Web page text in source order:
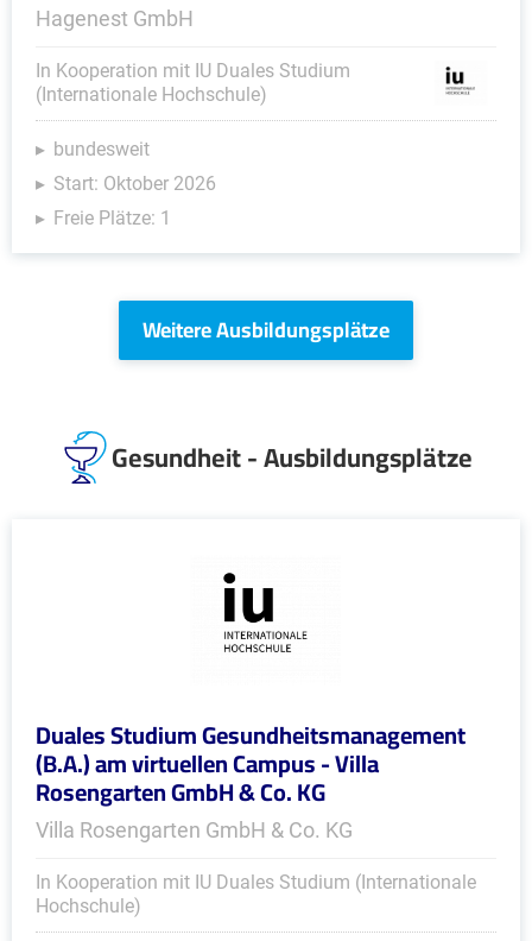
Hagenest GmbH
In Kooperation mit IU Duales Studium
(Internationale Hochschule)
bundesweit
Start: Oktober 2026
Freie Plätze: 1
Weitere Ausbildungsplätze
Gesundheit - Ausbildungsplätze
Duales Studium Gesundheitsmanagement
(B.A.) am virtuellen Campus - Villa
Rosengarten GmbH & Co. KG
Villa Rosengarten GmbH & Co. KG
In Kooperation mit IU Duales Studium (Internationale
Hochschule)